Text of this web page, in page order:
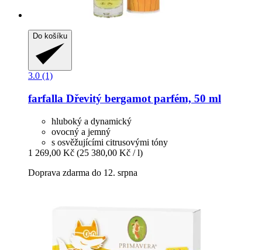
Do košíku
3.0 (1)
farfalla Dřevitý bergamot parfém, 50 ml
hluboký a dynamický
ovocný a jemný
s osvěžujícími citrusovými tóny
1 269,00 Kč (25 380,00 Kč / l)
Doprava zdarma do 12. srpna